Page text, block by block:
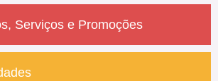
Serviços e Promoções